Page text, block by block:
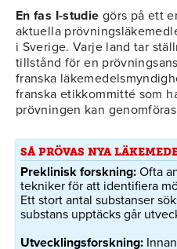
En fas I-studie görs på ett
aktuella
i Sverige. Varje land tar
tillstånd för en
franska
franska etikkommitté som
prövningen kan
SÅ PRÖVAS NYA
Preklinisk forskning: Ofta
tekniker för att identifiera
Ett stort antal substanser
substans upptäcks går
Utvecklingsforskning: